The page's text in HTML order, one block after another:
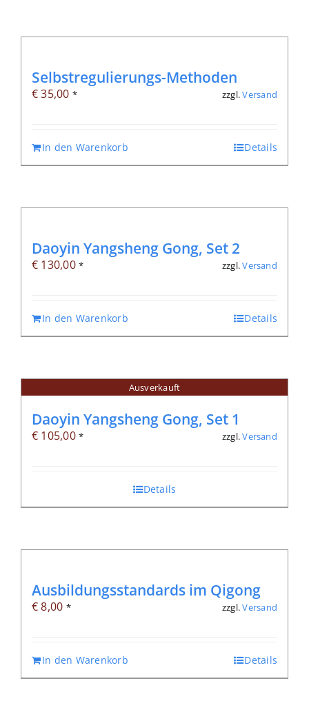
Selbstregulierungs-Methoden
€35,00 * zzgl.Versand
In den Warenkorb Details
Daoyin Yangsheng Gong, Set 2
€ 130,00 * zzgl.Versand
In den Warenkorb Details
Ausverkauft
Daoyin Yangsheng Gong, Set 1
€ 105,00 * zzgl.Versand
Details
Ausbildungsstandards im Qigong
€8,00 * zzgl.Versand
In den Warenkorb Details